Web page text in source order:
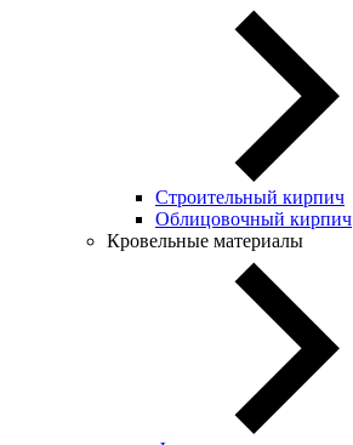
Строительный кирпич
Облицовочный кирпич
Кровельные материалы